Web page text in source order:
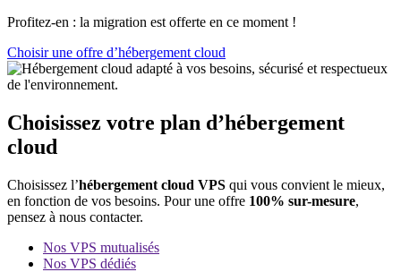
Profitez-en : la migration est offerte en ce moment !
Choisir une offre d’hébergement cloud
Choisissez votre plan d’hébergement
cloud
Choisissez l’hébergement cloud VPS qui vous convient le mieux,
en fonction de vos besoins. Pour une offre 100% sur-mesure,
pensez à nous contacter.
Nos VPS mutualisés
Nos VPS dédiés